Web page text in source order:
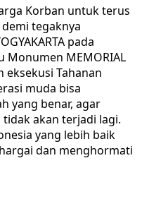
Korban untuk terus
tegaknya
pada
Monumen MEMORIAL
eksekusi Tahanan
muda bisa
yang benar, agar
akan terjadi lagi.
yang lebih baik
dan menghormati